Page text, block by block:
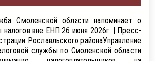
Смоленской области напоминает о
налогов вне ЕНП 26 июня 2026г. | Пресс-
Рославльского районаУправление
службы по Смоленской области